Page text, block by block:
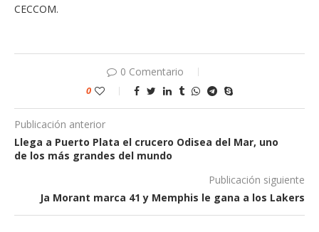
CECCOM.
0 Comentario
0
Publicación anterior
Llega a Puerto Plata el crucero Odisea del Mar, uno
de los más grandes del mundo
Publicación siguiente
Ja Morant marca 41 y Memphis le gana a los Lakers